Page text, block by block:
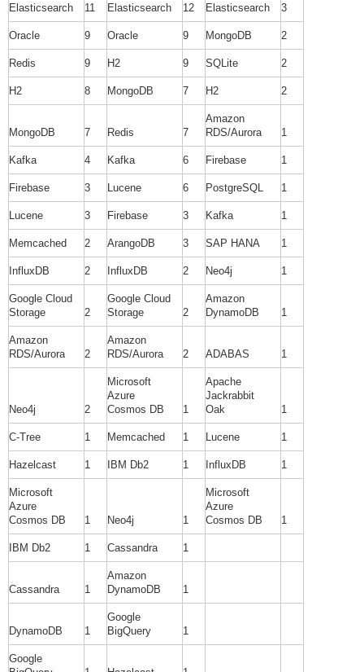
Elasticsearch 11 Elasticsearch 12 Elasticsearch 3
Oracle 9 Oracle 9 MongoDB 2
Redis 9 H2 9 SQLite 2
H2 8 MongoDB 7 H2 2
MongoDB 7 Redis 7
Amazon
RDS/Aurora
1
Kafka 4 Kafka 6 Firebase 1
Firebase 3 Lucene 6 PostgreSQL 1
Lucene 3 Firebase 3 Kafka 1
Memcached 2 ArangoDB 3 SAP HANA 1
InfluxDB 2 InfluxDB 2 Neo4j 1
Google Cloud
Storage
2
Google Cloud
Storage
2
Amazon
DynamoDB
1
Amazon
RDS/Aurora
2
Amazon
RDS/Aurora
2 ADABAS 1
Neo4j 2
Microsoft
Azure
Cosmos DB
1
Apache
Jackrabbit
Oak
1
C-Tree 1 Memcached 1 Lucene 1
Hazelcast 1 IBM Db2 1 InfluxDB 1
Microsoft
Azure
Cosmos DB
1 Neo4j 1
Microsoft
Azure
Cosmos DB
1
IBM Db2 1 Cassandra 1
Cassandra 1
Amazon
DynamoDB
1
DynamoDB 1
Google
BigQuery
1
Google